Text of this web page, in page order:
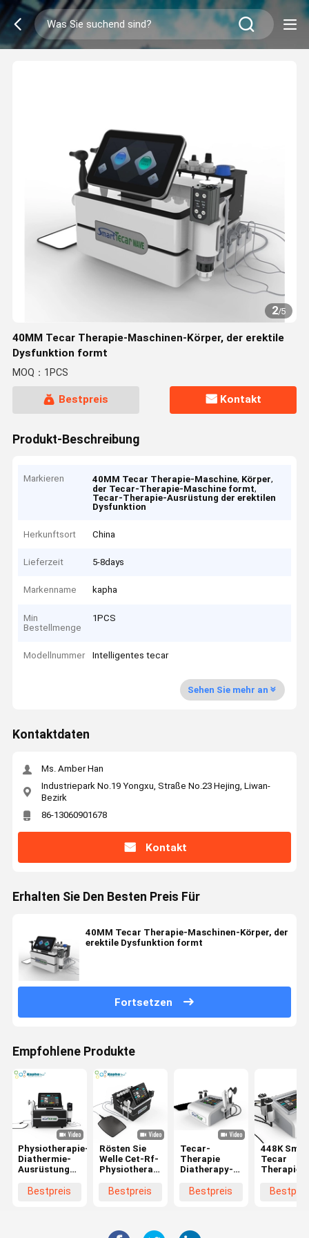
2/5
40MM Tecar Therapie-Maschinen-Körper, der erektile
Dysfunktion formt
MOQ：1PCS
Bestpreis Kontakt
Produkt-Beschreibung
Markieren 40MM Tecar Therapie-Maschine, Körper,
der Tecar-Therapie-Maschine formt,
Tecar-Therapie-Ausrüstung der erektilen
Dysfunktion
Herkunftsort China
Lieferzeit 5-8days
Markenname kapha
Min
Bestellmenge
1PCS
Modellnummer Intelligentes tecar
Sehen Sie mehr an
Kontaktdaten
Ms. Amber Han
Industriepark No.19 Yongxu, Straße No.23 Hejing, Liwan-
Bezirk
86-13060901678
Kontakt
Erhalten Sie Den Besten Preis Für
40MM Tecar Therapie-Maschinen-Körper, der
erektile Dysfunktion formt
Fortsetzen
Empfohlene Produkte
Physiotherapie-
Diathermie-
Ausrüstungs-
Druckwelle
Bestpreis
Rösten Sie
Welle Cet-Rf-
Physiotherapie-
Schmerzlinderungs-
Bestpreis
Tecar-
Therapie
Diatherapy-
Maschine mit
Bestpreis
448K
Tecar
RF CET